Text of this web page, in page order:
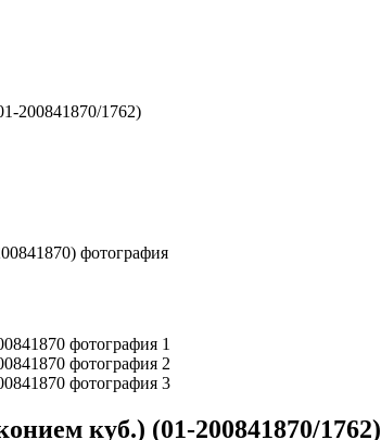
200841870/1762)
куб.) (01-200841870/1762)